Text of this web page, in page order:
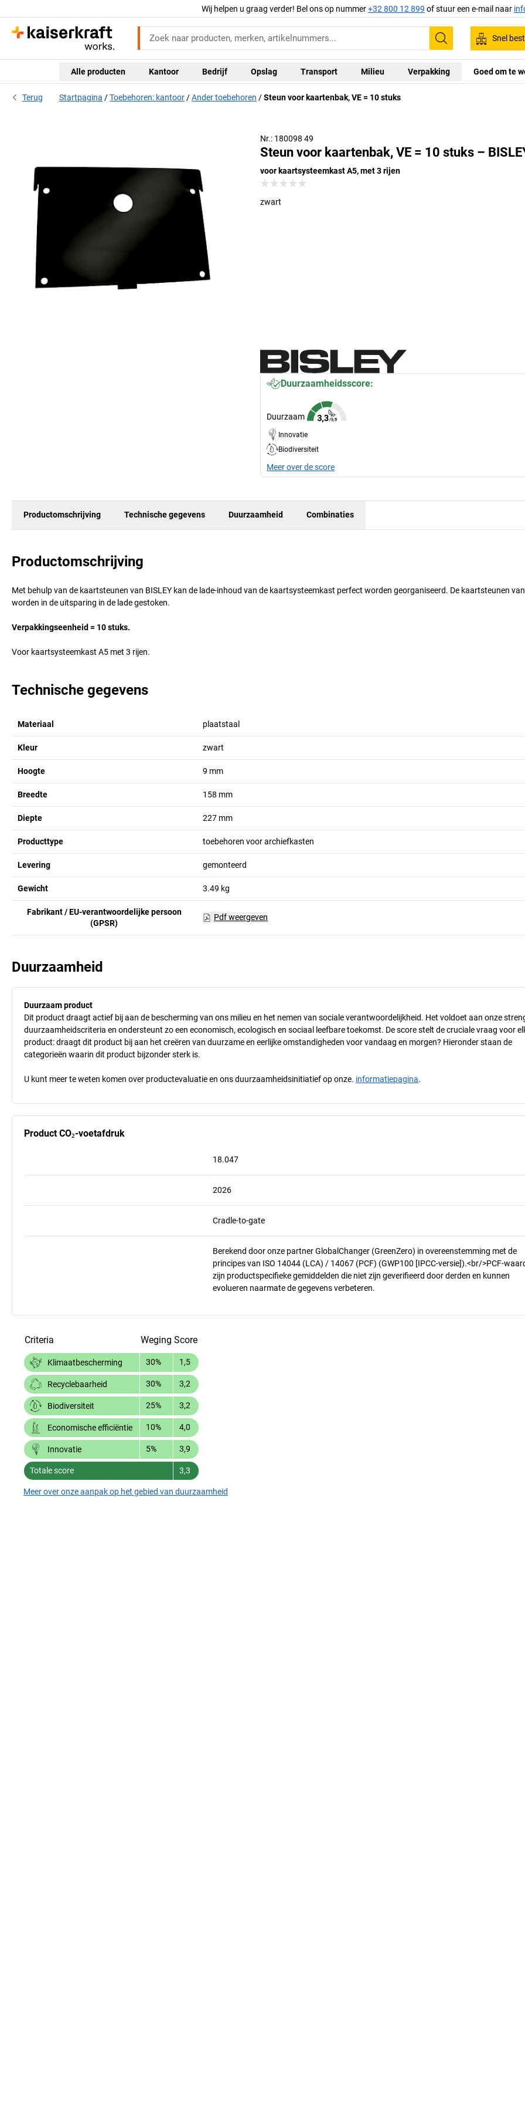
Wij helpen u graag verder! Bel ons op nummer+32 800 12 899 of stuur een e-mail naar
Zoeken
Snel
Alle producten Kantoor Bedrijf Opslag Transport Milieu Verpakking Goed om te
Terug Startpagina Toebehoren: kantoor Ander toebehoren Steun voor kaartenbak, VE = 10 stuks
Nr.: 180098 49
Steun voor kaartenbak, VE = 10 stuks –
voor kaartsysteemkast A5, met 3 rijen
zwart
Duurzaamheidsscore:
Duurzaam
Innovatie
Biodiversiteit
Meer over de score
Productomschrijving Technische gegevens Duurzaamheid Combinaties
Productomschrijving
Met behulp van de kaartsteunen van BISLEY kan de lade-inhoud van de kaartsysteemkast perfect worden georganiseerd. De kaartsteunen
worden in de uitsparing in de lade gestoken.
Verpakkingseenheid = 10 stuks.
Voor kaartsysteemkast A5 met 3 rijen.
Technische gegevens
Materiaal plaatstaal
Kleur zwart
Hoogte 9 mm
Breedte 158 mm
Diepte 227 mm
Producttype toebehoren voor archiefkasten
Levering gemonteerd
Gewicht 3.49 kg
Fabrikant / EU-verantwoordelijke persoon
(GPSR)
Pdf weergeven
Duurzaamheid
Duurzaam product
Dit product draagt actief bij aan de bescherming van ons milieu en het nemen van sociale verantwoordelijkheid. Het voldoet aan onze
duurzaamheidscriteria en ondersteunt zo een economisch, ecologisch en sociaal leefbare toekomst. De score stelt de cruciale vraag voor
product: draagt dit product bij aan het creëren van duurzame en eerlijke omstandigheden voor vandaag en morgen? Hieronder staan de
categorieën waarin dit product bijzonder sterk is.
U kunt meer te weten komen over productevaluatie en ons duurzaamheidsinitiatief op onze. informatiepagina.
Product CO₂-voetafdruk
18.047
2026
Cradle-to-gate
Berekend door onze partner GlobalChanger (GreenZero) in overeenstemming met de
principes van ISO 14044 (LCA) / 14067 (PCF) (GWP100 [IPCC-versie]).<br/>PCF-
zijn productspecifieke gemiddelden die niet zijn geverifieerd door derden en kunnen
evolueren naarmate de gegevens verbeteren.
Criteria Weging Score
Klimaatbescherming 30% 1,5
Recyclebaarheid 30% 3,2
Biodiversiteit 25% 3,2
Economische efficiëntie 10% 4,0
Innovatie 5% 3,9
Totale score 3,3
Meer over onze aanpak op het gebied van duurzaamheid